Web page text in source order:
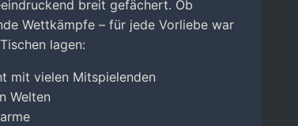
breit gefächert. Ob
Wettkämpfe – für jede Vorliebe war
lagen:
mit vielen Mitspielenden
Welten